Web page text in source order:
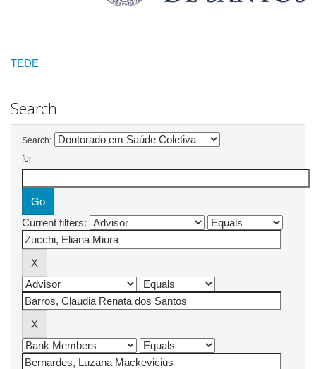
TEDE
Search
Search:
for
Current filters: